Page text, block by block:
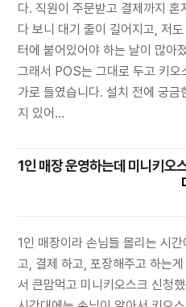
다. 직원이 주문받고 결제까지 혼
다 보니 대기 줄이 길어지고, 저
터에 붙어있어야 하는 날이 많아
그래서 POS는 그대로 두고 키오
가로 들였습니다. 설치 전에 궁금
지 있어...
1인 매장 운영하는데 미니키오
1인 매장이라 손님들 몰리는 시
고, 결제 하고, 포장해주고 하는
서 큰맘먹고 미니키오스크 신청